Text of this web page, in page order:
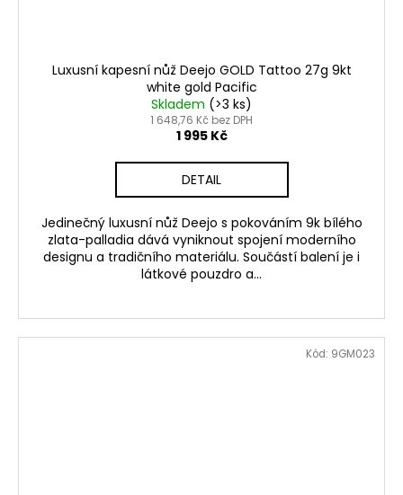
Luxusní kapesní nůž Deejo GOLD Tattoo 27g 9kt
white gold Pacific
Skladem (>3 ks)
1 648,76 Kč bez DPH
1 995 Kč
DETAIL
Jedinečný luxusní nůž Deejo s pokováním 9k bílého
zlata-palladia dává vyniknout spojení moderního
designu a tradičního materiálu. Součástí balení je i
látkové pouzdro a...
Kód: 9GM023